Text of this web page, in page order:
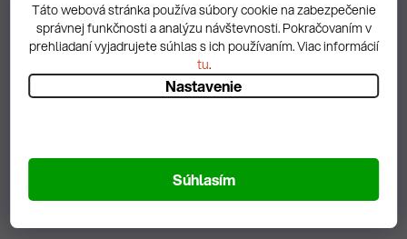
Táto webová stránka používa súbory cookie na zabezpečenie
správnej funkčnosti a analýzu návštevnosti. Pokračovaním v
prehliadaní vyjadrujete súhlas s ich používaním. Viac informácií
tu.
Nastavenie
Súhlasím
Spätná väzba
Zobrazit hodnotenie